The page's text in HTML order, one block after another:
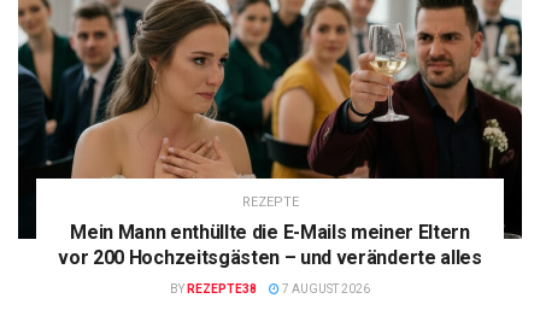
REZEPTE
Mein Mann enthüllte die E-Mails meiner Eltern
vor 200 Hochzeitsgästen – und veränderte alles
BY REZEPTE38 7 AUGUST 2026